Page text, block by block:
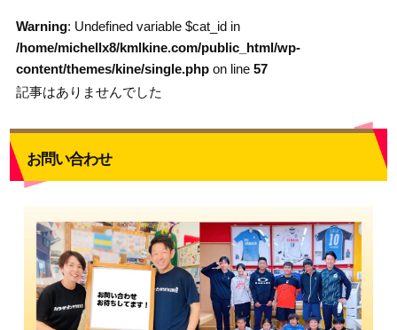
Warning: Undefined variable $cat_id in
/home/michellx8/kmlkine.com/public_html/wp-
content/themes/kine/single.phpon line 57
記事はありませんでした
お問い合わせ